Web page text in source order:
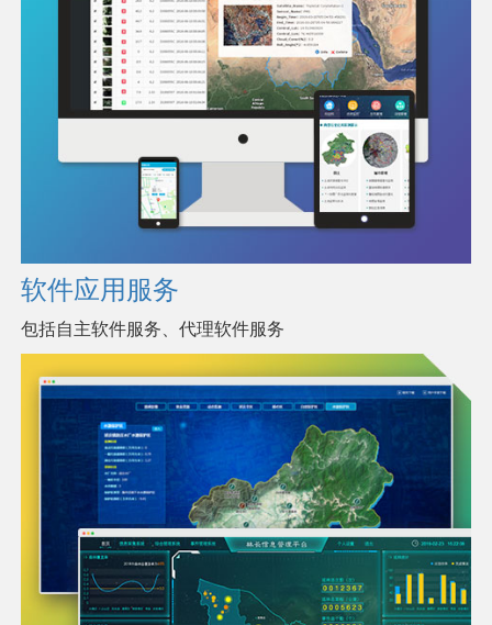
软件应用服务
包括自主软件服务、代理软件服务